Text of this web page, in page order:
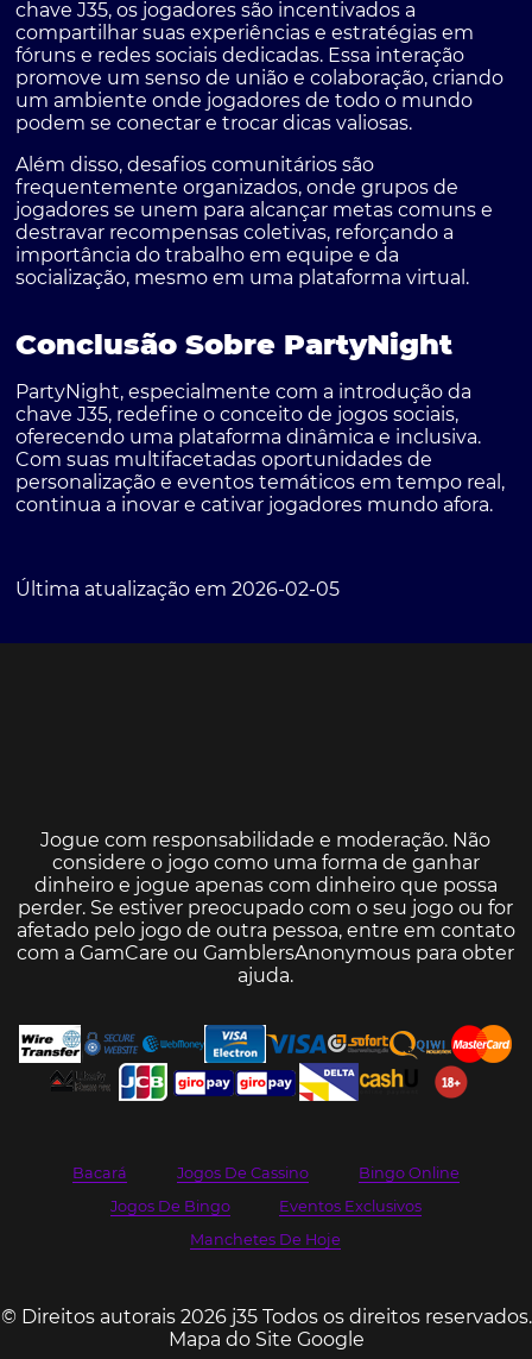
chave J35, os jogadores são incentivados a
compartilhar suas experiências e estratégias em
fóruns e redes sociais dedicadas. Essa interação
promove um senso de união e colaboração, criando
um ambiente onde jogadores de todo o mundo
podem se conectar e trocar dicas valiosas.
Além disso, desafios comunitários são
frequentemente organizados, onde grupos de
jogadores se unem para alcançar metas comuns e
destravar recompensas coletivas, reforçando a
importância do trabalho em equipe e da
socialização, mesmo em uma plataforma virtual.
Conclusão Sobre PartyNight
PartyNight, especialmente com a introdução da
chave J35, redefine o conceito de jogos sociais,
oferecendo uma plataforma dinâmica e inclusiva.
Com suas multifacetadas oportunidades de
personalização e eventos temáticos em tempo real,
continua a inovar e cativar jogadores mundo afora.
Última atualização em 2026-02-05
Jogue com responsabilidade e moderação. Não
considere o jogo como uma forma de ganhar
dinheiro e jogue apenas com dinheiro que possa
perder. Se estiver preocupado com o seu jogo ou for
afetado pelo jogo de outra pessoa, entre em contato
com aGamCare ouGamblersAnonymous para obter
ajuda.
Bacará Jogos De Cassino
Bingo Online
Jogos De Bingo
Eventos Exclusivos
Manchetes De Hoje
© Direitos autorais 2026 j35 Todos os direitos reservados.
Mapa do Site Google